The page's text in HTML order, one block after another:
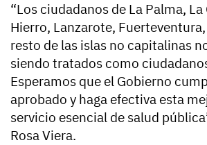
“Los ciudadanos de La Palma, La
Hierro, Lanzarote,
resto de las islas no capitalinas
siendo tratados como
Esperamos que el Gobierno
aprobado y haga efectiva esta
servicio esencial de salud
Rosa Viera.